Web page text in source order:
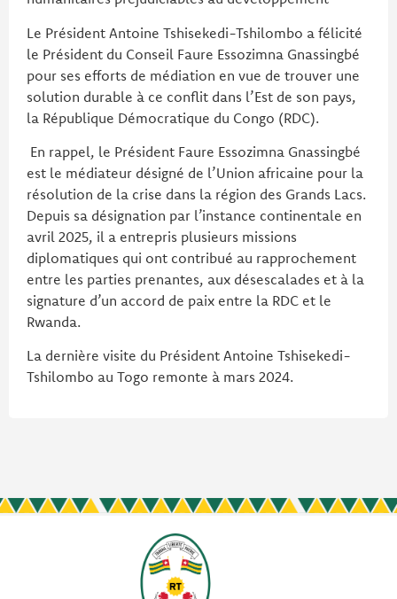
Le Président Antoine Tshisekedi-Tshilombo a félicité
le Président du Conseil Faure Essozimna Gnassingbé
pour ses efforts de médiation en vue de trouver une
solution durable à ce conflit dans l’Est de son pays,
la République Démocratique du Congo (RDC).
En rappel, le Président Faure Essozimna Gnassingbé
est le médiateur désigné de l’Union africaine pour la
résolution de la crise dans la région des Grands Lacs.
Depuis sa désignation par l’instance continentale en
avril 2025, il a entrepris plusieurs missions
diplomatiques qui ont contribué au rapprochement
entre les parties prenantes, aux désescalades et à la
signature d’un accord de paix entre la RDC et le
Rwanda.
La dernière visite du Président Antoine Tshisekedi-
Tshilombo au Togo remonte à mars 2024.